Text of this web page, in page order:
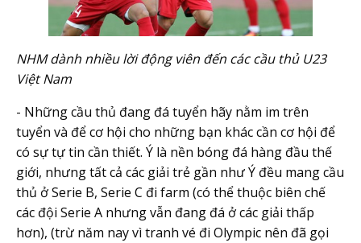
NHM dành nhiều lời động viên đến các cầu thủ U23
Việt Nam
- Những cầu thủ đang đá tuyển hãy nằm im trên
tuyển và để cơ hội cho những bạn khác cần cơ hội để
có sự tự tin cần thiết. Ý là nền bóng đá hàng đầu thế
giới, nhưng tất cả các giải trẻ gần như Ý đều mang cầu
thủ ở Serie B, Serie C đi farm (có thể thuộc biên chế
các đội Serie A nhưng vẫn đang đá ở các giải thấp
hơn), (trừ năm nay vì tranh vé đi Olympic nên đã gọi